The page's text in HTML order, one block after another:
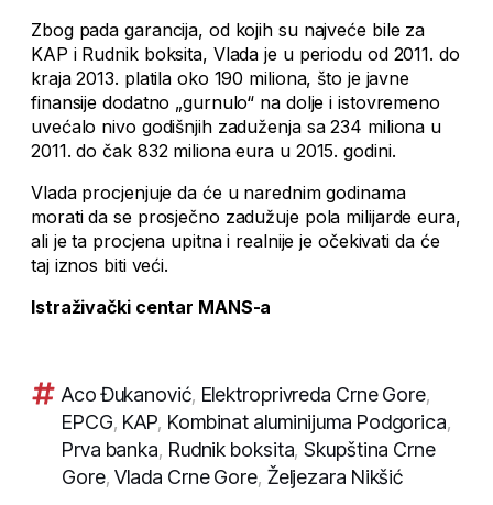
Zbog pada garancija, od kojih su najveće bile za
KAP i Rudnik boksita, Vlada je u periodu od 2011. do
kraja 2013. platila oko 190 miliona, što je javne
finansije dodatno „gurnulo“ na dolje i istovremeno
uvećalo nivo godišnjih zaduženja sa 234 miliona u
2011. do čak 832 miliona eura u 2015. godini.
Vlada procjenjuje da će u narednim godinama
morati da se prosječno zadužuje pola milijarde eura,
ali je ta procjena upitna i realnije je očekivati da će
taj iznos biti veći.
Istraživački centar MANS-a
Aco Đukanović, Elektroprivreda Crne Gore,
EPCG, KAP, Kombinat aluminijuma Podgorica,
Prva banka, Rudnik boksita,Skupština Crne
Gore,Vlada Crne Gore, Željezara Nikšić